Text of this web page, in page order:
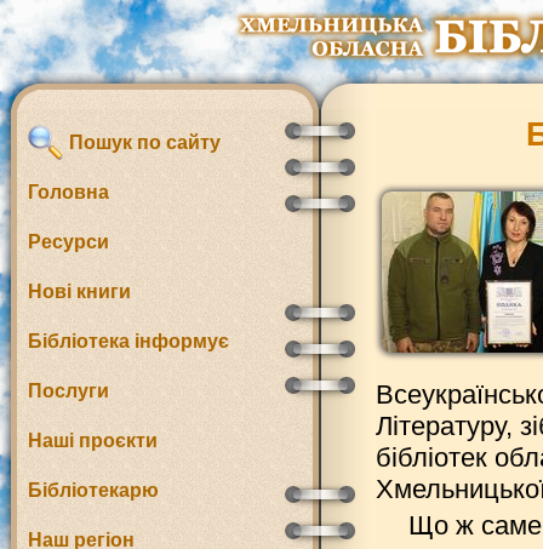
Пошук по сайту
Головна
Ресурси
Нові книги
Бібліотека інформує
Послуги
Наші проєкти
Бібліотекарю
Наш регіон
Літературу,
бібліотек
Що ж саме